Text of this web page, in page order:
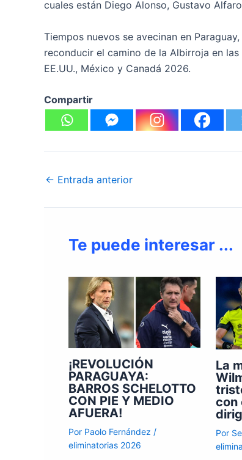
cuales están Diego Alonso, Gustavo
Tiempos nuevos se avecinan en
reconducir el camino de la Albirroja en
EE.UU., México y Canadá 2026.
Compartir
← Entrada anterior
Te puede interesar ...
¡REVOLUCIÓN
PARAGUAYA:
BARROS SCHELOTTO
CON PIE Y MEDIO
AFUERA!
Por Paolo Fernández /
eliminatorias 2026
La
con
Por